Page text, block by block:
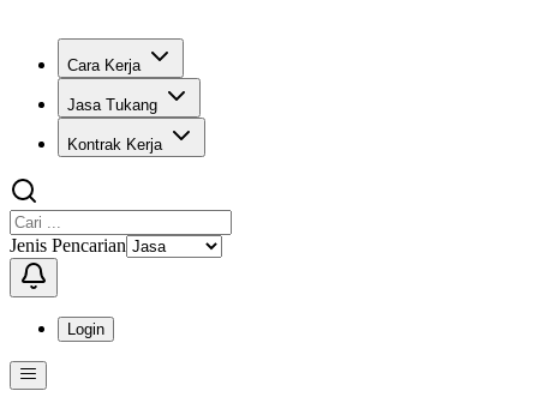
Cara Kerja
Jasa Tukang
Kontrak Kerja
Jenis Pencarian
Login